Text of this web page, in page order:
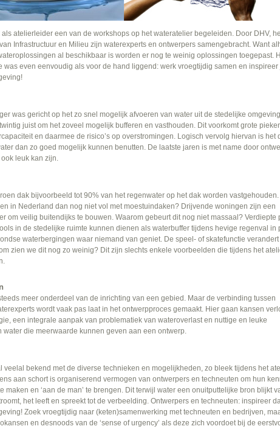
als atelierleider een van de workshops op het wateratelier begeleiden. Door DHV,
Infrastructuur en Milieu zijn waterexperts en ontwerpers samengebracht. Want
al beschikbaar is worden er nog te weinig oplossingen toegepast.
was even eenvoudig als voor de hand liggend: werk vroegtijdig samen en inspireer
was gericht op het zo snel mogelijk afvoeren van water uit de stedelijke
juist om het zoveel mogelijk bufferen en vasthouden. Dit voorkomt grote
en daarmee de risico’s op overstromingen. Logisch vervolg hiervan is het
dan zo goed mogelijk kunnen benutten. De laatste jaren is met name door
leuk kan zijn.
dak bijvoorbeeld tot 90% van het regenwater op het dak worden
in Nederland dan nog niet vol met moestuindaken? Drijvende woningen zijn een
om veilig buitendijks te bouwen. Waarom gebeurt dit nog niet massaal? Verdiepte
in de stedelijke ruimte kunnen dienen als waterbuffer tijdens hevige regenval in
waterbergingen waar niemand van geniet. De speel- of skatefunctie verandert
zien we dit nog zo weinig? Dit zijn slechts enkele voorbeelden die tijdens het
meer onderdeel van de inrichting van een gebied. Maar de verbinding tussen
wordt vaak pas laat in het ontwerpproces gemaakt. Hier gaan kansen
een integrale aanpak van problematiek van wateroverlast en nuttige en leuke
water die meerwaarde kunnen geven aan een ontwerp.
veelal bekend met de diverse technieken en mogelijkheden, zo bleek tijdens het
aan schort is organiserend vermogen van ontwerpers en techneuten om hun
maken en ‘aan de man’ te brengen. Dit terwijl water een onuitputtelijke bron blijkt
het leeft en spreekt tot de verbeelding. Ontwerpers en techneuten: inspireer
Zoek vroegtijdig naar (keten)samenwerking met techneuten en bedrijven,
en desnoods van de ‘sense of urgency’ als deze zich voordoet bij de